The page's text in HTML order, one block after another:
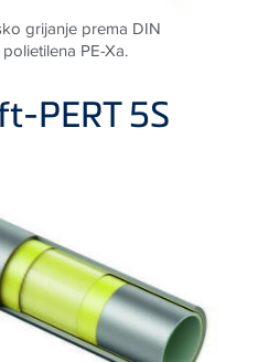
grijanje prema DIN
PE-Xa.
PERT 5S